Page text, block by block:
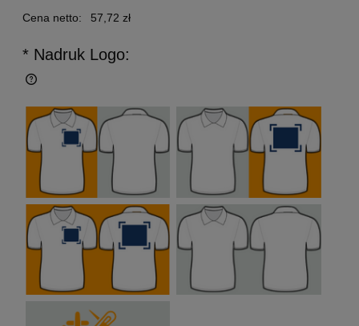
Cena netto:
57,72 zł
* Nadruk Logo: